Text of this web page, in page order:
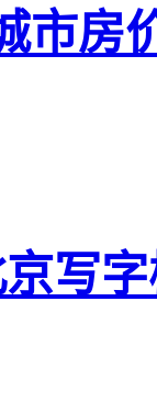
市房
写